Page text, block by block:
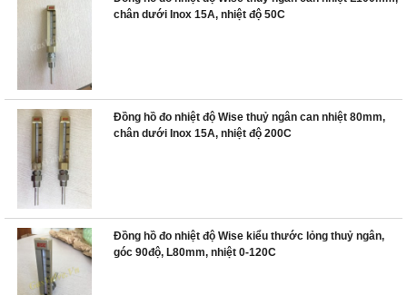
chân dưới Inox 15A, nhiệt độ 50C
Đồng hồ đo nhiệt độ Wise thuỷ ngân can nhiệt 80mm,
chân dưới Inox 15A, nhiệt độ 200C
Đồng hồ đo nhiệt độ Wise kiểu thước lỏng thuỷ ngân,
góc 90độ, L80mm, nhiệt 0-120C